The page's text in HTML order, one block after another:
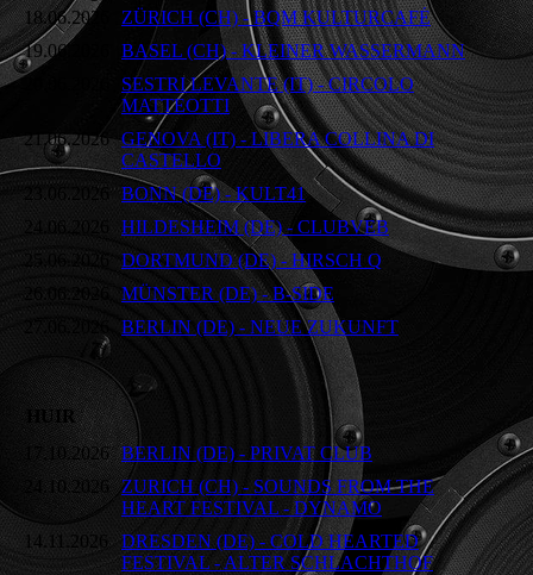
18.06.2026
ZÜRICH (CH) - BQM KULTURCAFÉ
19.06.2026
BASEL (CH) - KLEINER WASSERMANN
SESTRI LEVANTE (IT) - CIRCOLO
MATTEOTTI
21.06.2026
GENOVA (IT) - LIBERA COLLINA DI
CASTELLO
23.06.2026
BONN (DE) - KULT41
24.06.2026
HILDESHEIM (DE) - CLUBVEB
25.06.2026
DORTMUND (DE) - HIRSCH Q
26.06.2026
MÜNSTER (DE) - B-SIDE
BERLIN (DE) - NEUE ZUKUNFT
HUIR
17.10.2026 BERLIN (DE) - PRIVAT CLUB
24.10.2026
ZURICH (CH) - SOUNDS FROM THE
HEART FESTIVAL - DYNAMO
14.11.2026
DRESDEN (DE) - COLD HEARTED
FESTIVAL - ALTER SCHLACHTHOF